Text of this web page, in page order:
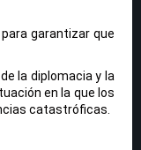
garantizar que
la diplomacia y la
en la que los
catastróficas.